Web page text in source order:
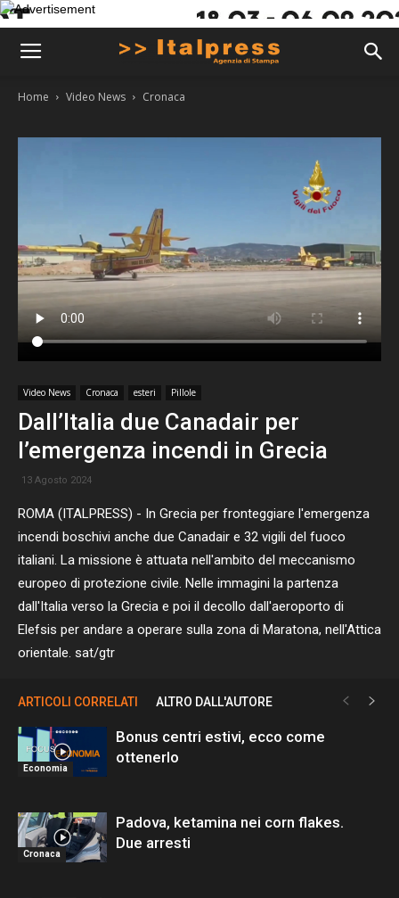
Home Video News Cronaca
Video News Cronaca esteri Pillole
Dall’Italia due Canadair per
l’emergenza incendi in Grecia
13 Agosto 2024
ROMA (ITALPRESS) - In Grecia per fronteggiare l'emergenza
incendi boschivi anche due Canadair e 32 vigili del fuoco
italiani. La missione è attuata nell'ambito del meccanismo
europeo di protezione civile. Nelle immagini la partenza
dall'Italia verso la Grecia e poi il decollo dall'aeroporto di
Elefsis per andare a operare sulla zona di Maratona, nell'Attica
orientale. sat/gtr
ARTICOLI CORRELATI ALTRO DALL'AUTORE
Economia
Bonus centri estivi, ecco come
ottenerlo
Cronaca
Padova, ketamina nei corn flakes.
Due arresti